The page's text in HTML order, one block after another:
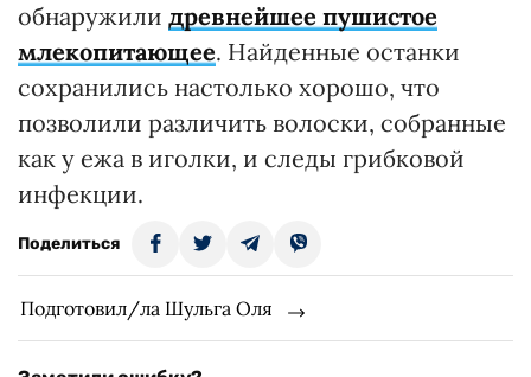
обнаружили древнейшее пушистое
млекопитающее. Найденные останки
сохранились настолько хорошо, что
позволили различить волоски, собранные
как у ежа в иголки, и следы грибковой
инфекции.
Поделиться
Подготовил/ла Шульга Оля